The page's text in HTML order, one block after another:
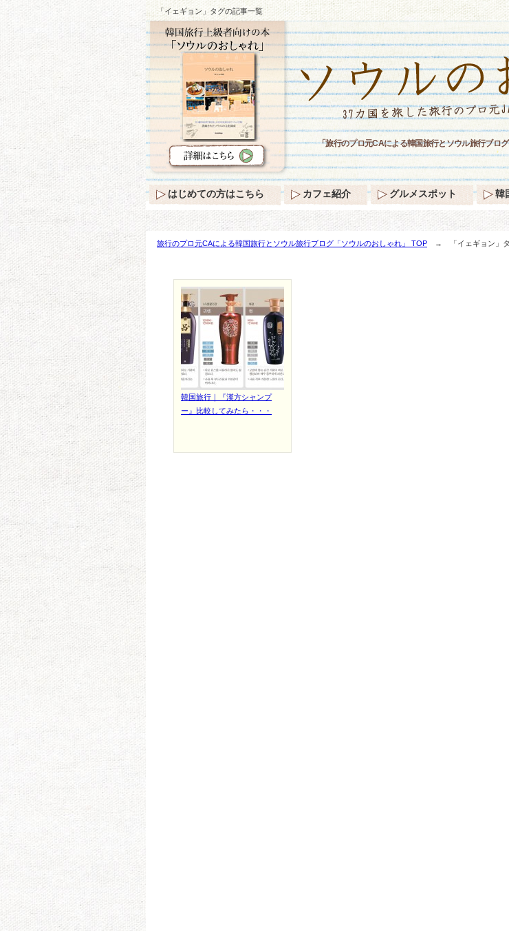
「イェギョン」タグの記事一覧
旅行のプロ元CAによる韓国旅行とソウル旅行ブログ「ソウルのおしゃれ」 TOP → 「イェギョン」タ
韓国旅行｜『漢方シャンプ
ー』比較してみたら・・・
「旅行のプロ元CAによる韓国旅行とソウル旅行ブロ
はじめての方はこちら カフェ紹介 グルメスポット 韓